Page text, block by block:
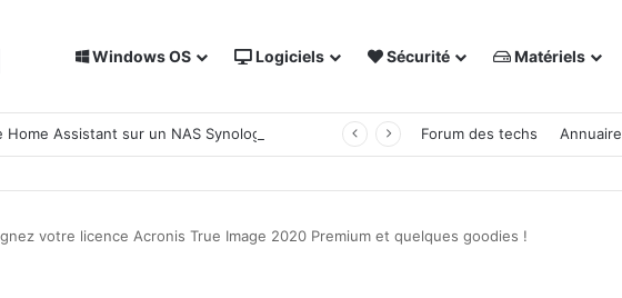
Windows OS Logiciels Sécurité Matériels
Home Assistant sur un NAS Synology Forum des techs Annuaire
votre licence Acronis True Image 2020 Premium et quelques goodies !